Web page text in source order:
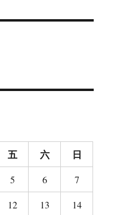
五 六 日
5 6
7
12 13
14